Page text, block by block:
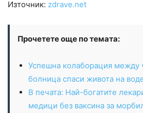
Източник: zdrave.net
Прочетете още по темата:
Успешна колаборация между
болница спаси живота на
В печата: Най-богатите
медици без ваксина за